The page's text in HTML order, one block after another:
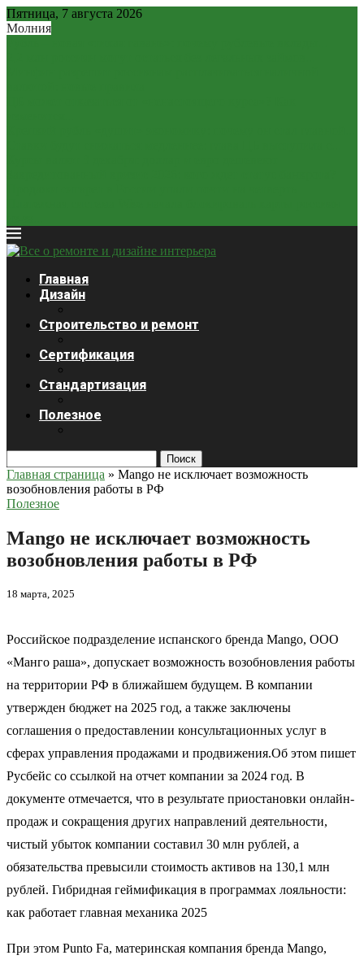
Пятница, 7 августа 2026
Молния
Главная
Дизайн
Строительство и ремонт
Сертификация
Стандартизация
Полезное
Поиск
Главная страница » Mango не исключает возможность
возобновления работы в РФ
Полезное
Mango не исключает возможность
возобновления работы в РФ
18 марта, 2025
Российское подразделение испанского бренда Mango, ООО
«Манго раша», допускает возможность возобновления работы
на территории РФ в ближайшем будущем. В компании
утвержден бюджет на 2025 год, а также заключены
соглашения о предоставлении консультационных услуг в
сферах управления продажами и продвижения.Об этом пишет
Русбейс со ссылкой на отчет компании за 2024 год. В
документе отмечается, что в результате приостановки онлайн-
продаж и сокращения других направлений деятельности,
чистый убыток компании составил 30 млн рублей, а
обязательства превысили стоимость активов на 130,1 млн
рублей. Гибридная геймификация в программах лояльности:
как работает главная механика 2025
При этом Punto Fa, материнская компания бренда Mango,